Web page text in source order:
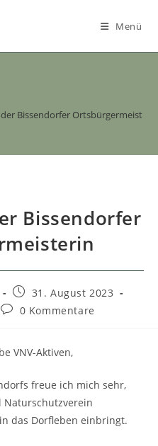
Menü
Bissendorfer
Bissendorfer
Beitrag
veröffentlicht:
31. August 2023
Beitrags-
0 Kommentare
VNV-Aktiven,
freue ich mich sehr,
Naturschutzverein
das Dorfleben einbringt.